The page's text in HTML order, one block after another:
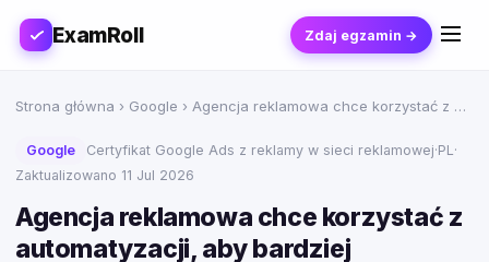
ExamRoll Zdaj egzamin →
Strona główna › Google › Agencja reklamowa chce korzystać z …
Google Certyfikat Google Ads z reklamy w sieci reklamowej·PL·
Zaktualizowano 11 Jul 2026
Agencja reklamowa chce korzystać z
automatyzacji, aby bardziej